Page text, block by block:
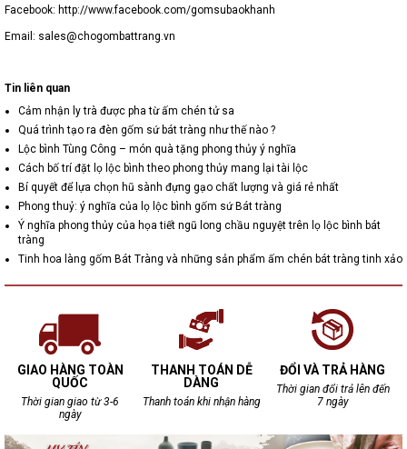
Facebook: http://www.facebook.com/gomsubaokhanh
Email: sales@chogombattrang.vn
Tin liên quan
Cảm nhận ly trà được pha từ ấm chén tử sa
Quá trình tạo ra đèn gốm sứ bát tràng như thế nào ?
Lộc bình Tùng Công – món quà tặng phong thủy ý nghĩa
Cách bố trí đặt lọ lộc bình theo phong thủy mang lại tài lộc
Bí quyết để lựa chọn hũ sành đựng gạo chất lượng và giá rẻ nhất
Phong thuỷ: ý nghĩa của lọ lộc bình gốm sứ Bát tràng
Ý nghĩa phong thủy của họa tiết ngũ long chầu nguyệt trên lọ lộc bình bát
tràng
Tinh hoa làng gốm Bát Tràng và những sản phẩm ấm chén bát tràng tinh xảo
GIAO HÀNG TOÀN
QUỐC
Thời gian giao từ 3-6
ngày
THANH TOÁN DỄ
DÀNG
Thanh toán khi nhận hàng
ĐỔI VÀ TRẢ HÀNG
Thời gian đổi trả lên đến
7 ngày